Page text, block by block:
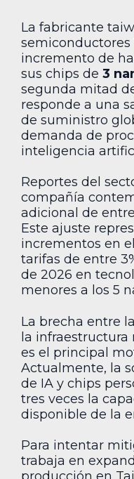
La fabricante
semiconductores
incremento de
sus chips de 3
segunda mitad
responde a una
de suministro
demanda de
inteligencia
Reportes del
compañía
adicional de entre
Este ajuste
incrementos en
tarifas de entre
de 2026 en
menores a los 5
La brecha entre
la infraestructura
es el principal
Actualmente, la
de IA y chips
tres veces la
disponible de la
Para intentar
trabaja en